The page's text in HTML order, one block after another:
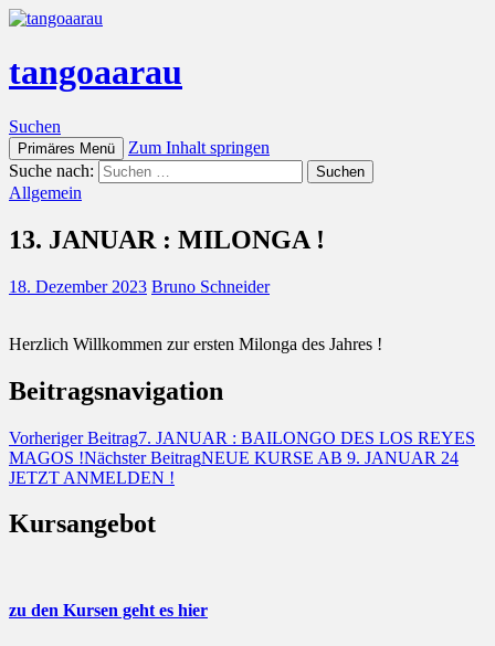
tangoaarau
Suchen
Primäres Menü
Zum Inhalt springen
Suche nach:
Allgemein
13. JANUAR : MILONGA !
18. Dezember 2023 Bruno Schneider
Herzlich Willkommen zur ersten Milonga des Jahres !
Beitragsnavigation
Vorheriger Beitrag7. JANUAR : BAILONGO DES LOS REYES
MAGOS !Nächster BeitragNEUE KURSE AB 9. JANUAR 24
JETZT ANMELDEN !
Kursangebot
zu den Kursen geht es hier